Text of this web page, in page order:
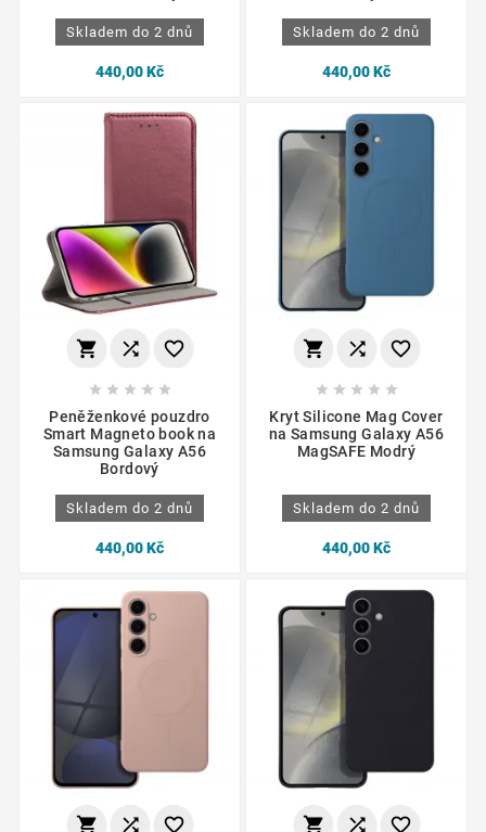
Skladem do 2 dnů
440,00 Kč
Skladem do 2 dnů
440,00 Kč
  
    
Peněženkové pouzdro
Smart Magneto book na
Samsung Galaxy A56
Bordový
Skladem do 2 dnů
440,00 Kč
  
    
Kryt Silicone Mag Cover
na Samsung Galaxy A56
MagSAFE Modrý
Skladem do 2 dnů
440,00 Kč
     